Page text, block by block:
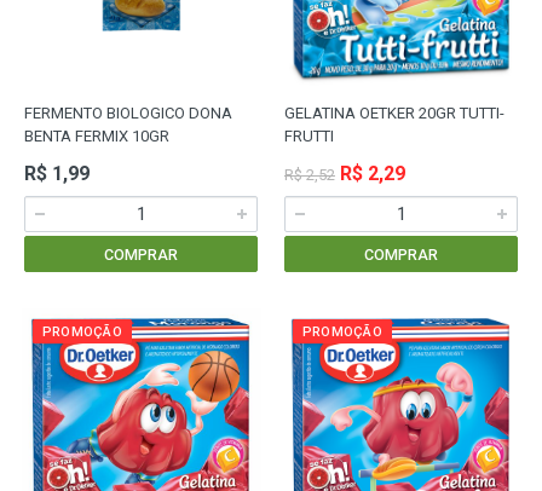
FERMENTO BIOLOGICO DONA
BENTA FERMIX 10GR
R$ 1,99
COMPRAR
GELATINA OETKER 20GR TUTTI-
FRUTTI
R$ 2,52 R$ 2,29
COMPRAR
PROMOÇÃO PROMOÇÃO